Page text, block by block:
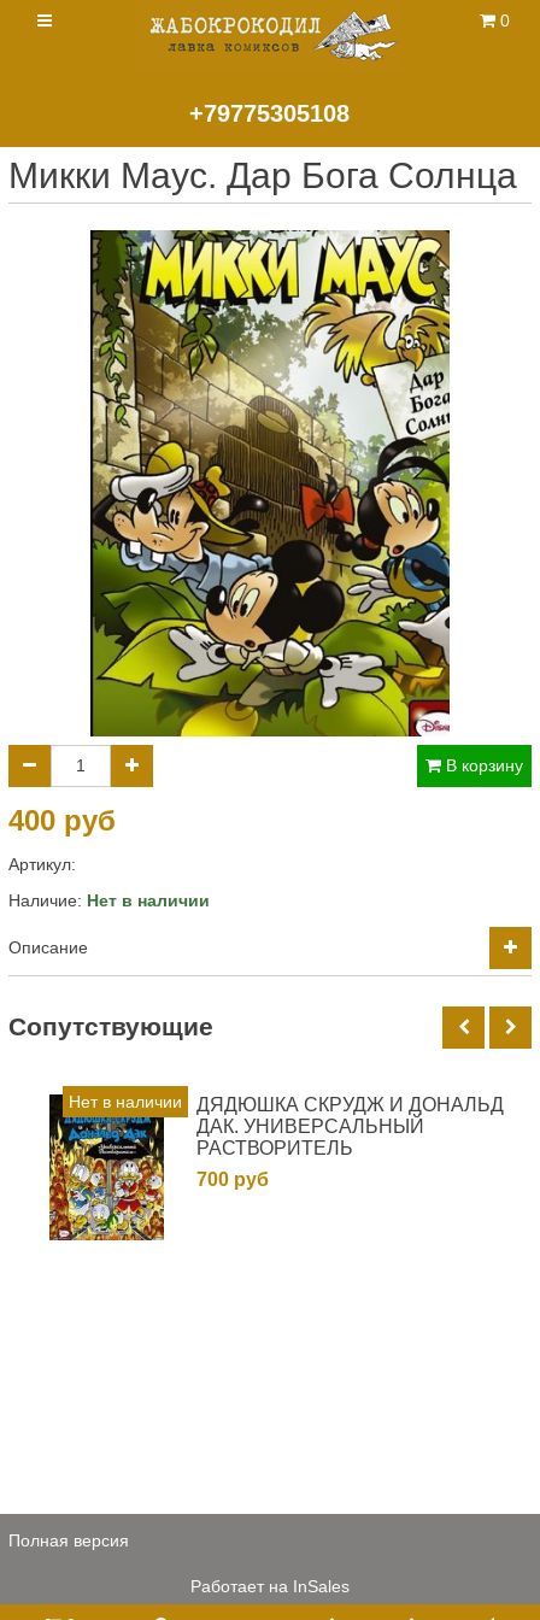
+79775305108
0
Микки Маус. Дар Бога Солнца
В корзину
400 руб
Артикул:
Наличие: Нет в наличии
Описание
Cопутствующие
Нет в наличии
ДЯДЮШКА СКРУДЖ И ДОНАЛЬД
ДАК. УНИВЕРСАЛЬНЫЙ
РАСТВОРИТЕЛЬ
700 руб
Полная версия
Работает на InSales